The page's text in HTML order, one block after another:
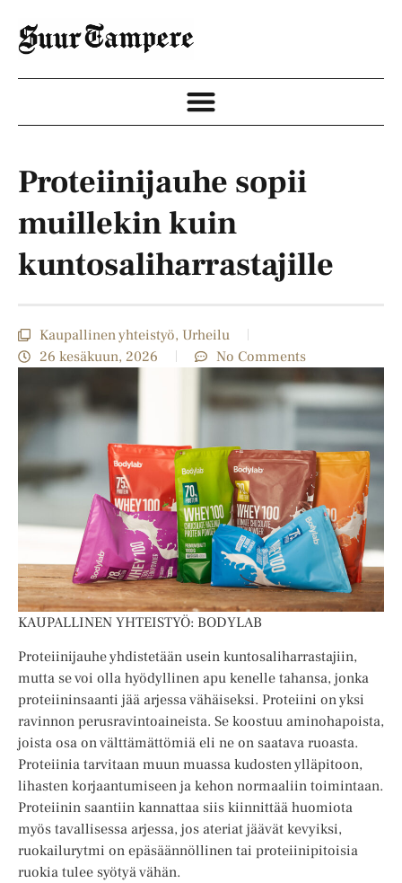
Proteiinijauhe sopii
muillekin kuin
kuntosaliharrastajille
Kaupallinen yhteistyö, Urheilu
26 kesäkuun, 2026
No Comments
KAUPALLINEN YHTEISTYÖ: BODYLAB
Proteiinijauhe yhdistetään usein kuntosaliharrastajiin,
mutta se voi olla hyödyllinen apu kenelle tahansa, jonka
proteiininsaanti jää arjessa vähäiseksi. Proteiini on yksi
ravinnon perusravintoaineista. Se koostuu aminohapoista,
joista osa on välttämättömiä eli ne on saatava ruoasta.
Proteiinia tarvitaan muun muassa kudosten ylläpitoon,
lihasten korjaantumiseen ja kehon normaaliin toimintaan.
Proteiinin saantiin kannattaa siis kiinnittää huomiota
myös tavallisessa arjessa, jos ateriat jäävät kevyiksi,
ruokailurytmi on epäsäännöllinen tai proteiinipitoisia
ruokia tulee syötyä vähän.